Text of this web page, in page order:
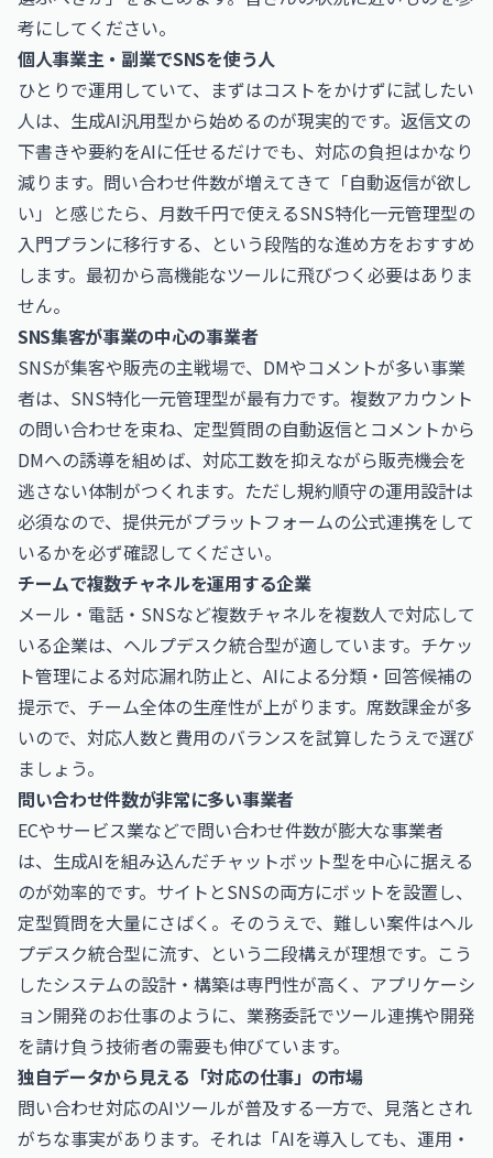
考にしてください。
個人事業主・副業でSNSを使う人
ひとりで運用していて、まずはコストをかけずに試したい
人は、生成AI汎用型から始めるのが現実的です。返信文の
下書きや要約をAIに任せるだけでも、対応の負担はかなり
減ります。問い合わせ件数が増えてきて「自動返信が欲し
い」と感じたら、月数千円で使えるSNS特化一元管理型の
入門プランに移行する、という段階的な進め方をおすすめ
します。最初から高機能なツールに飛びつく必要はありま
せん。
SNS集客が事業の中心の事業者
SNSが集客や販売の主戦場で、DMやコメントが多い事業
者は、SNS特化一元管理型が最有力です。複数アカウント
の問い合わせを束ね、定型質問の自動返信とコメントから
DMへの誘導を組めば、対応工数を抑えながら販売機会を
逃さない体制がつくれます。ただし規約順守の運用設計は
必須なので、提供元がプラットフォームの公式連携をして
いるかを必ず確認してください。
チームで複数チャネルを運用する企業
メール・電話・SNSなど複数チャネルを複数人で対応して
いる企業は、ヘルプデスク統合型が適しています。チケッ
ト管理による対応漏れ防止と、AIによる分類・回答候補の
提示で、チーム全体の生産性が上がります。席数課金が多
いので、対応人数と費用のバランスを試算したうえで選び
ましょう。
問い合わせ件数が非常に多い事業者
ECやサービス業などで問い合わせ件数が膨大な事業者
は、生成AIを組み込んだチャットボット型を中心に据える
のが効率的です。サイトとSNSの両方にボットを設置し、
定型質問を大量にさばく。そのうえで、難しい案件はヘル
プデスク統合型に流す、という二段構えが理想です。こう
したシステムの設計・構築は専門性が高く、 アプリケーシ
ョン開発のお仕事のように、業務委託でツール連携や開発
を請け負う技術者の需要も伸びています。
独自データから見える「対応の仕事」の市場
問い合わせ対応のAIツールが普及する一方で、見落とされ
がちな事実があります。それは「AIを導入しても、運用・